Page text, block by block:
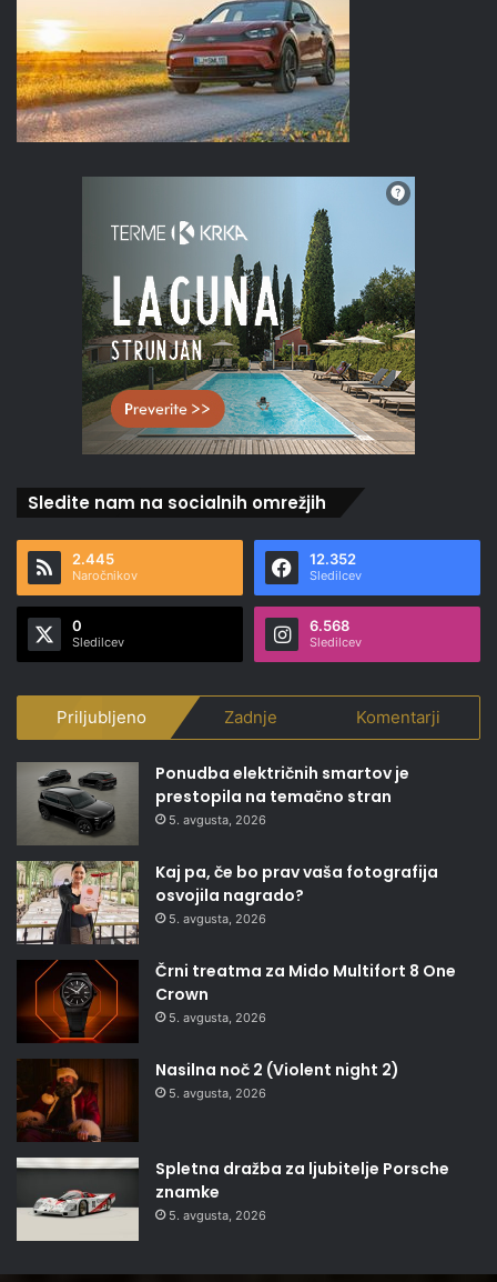
Sledite nam na socialnih omrežjih
2.445
Naročnikov
12.352
Sledilcev
0
Sledilcev
6.568
Sledilcev
Priljubljeno Zadnje Komentarji
Ponudba električnih smartov je
prestopila na temačno stran
5. avgusta, 2026
Kaj pa, če bo prav vaša fotografija
osvojila nagrado?
5. avgusta, 2026
Črni treatma za Mido Multifort 8 One
Crown
5. avgusta, 2026
Nasilna noč 2 (Violent night 2)
5. avgusta, 2026
Spletna dražba za ljubitelje Porsche
znamke
5. avgusta, 2026